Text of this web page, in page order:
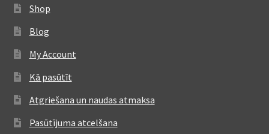
Shop
Blog
My Account
Kā pasūtīt
Atgriešana un naudas atmaksa
Pasūtījuma atcelšana